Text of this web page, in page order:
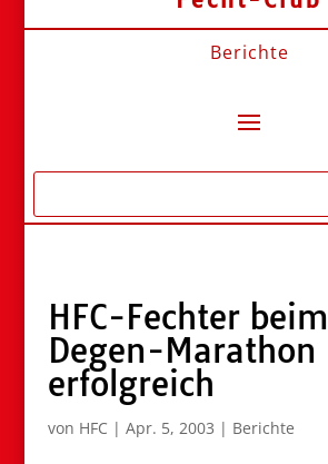
Berichte
HFC-Fechter beim
Degen-Marathon
erfolgreich
von HFC | Apr. 5, 2003 | Berichte